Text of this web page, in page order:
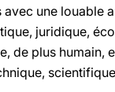
une louable
juridique,
de plus